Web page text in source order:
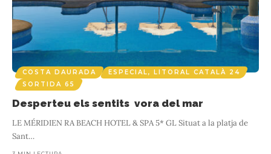
COSTA DAURADA
ESPECIAL, LITORAL CATALÀ 24
SORTIDA 65
Desperteu els sentits vora del mar
LE MÉRIDIEN RA BEACH HOTEL & SPA 5* GL Situat a la platja de
Sant…